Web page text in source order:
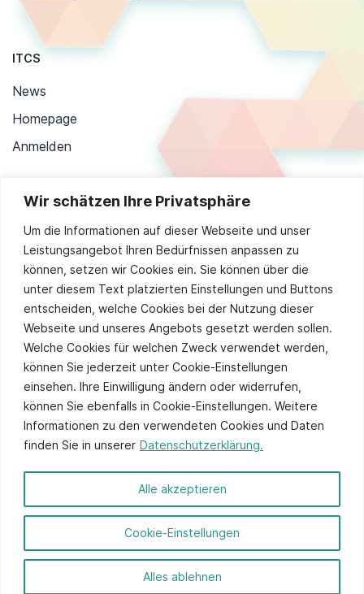
Wir schätzen Ihre Privatsphäre
Um die Informationen auf dieser Webseite und unser
Leistungsangebot Ihren Bedürfnissen anpassen zu
können, setzen wir Cookies ein. Sie können über die
unter diesem Text platzierten Einstellungen und Buttons
entscheiden, welche Cookies bei der Nutzung dieser
Webseite und unseres Angebots gesetzt werden sollen.
Welche Cookies für welchen Zweck verwendet werden,
können Sie jederzeit unter Cookie-Einstellungen
einsehen. Ihre Einwilligung ändern oder widerrufen,
können Sie ebenfalls in Cookie-Einstellungen. Weitere
Informationen zu den verwendeten Cookies und Daten
finden Sie in unserer Datenschutzerklärung.
Cookie-Einstellungen
Alles ablehnen
Alle akzeptieren
ITCS
News
Homepage
Anmelden
Sie stimmen unserer Datenschutzpolitik
zu.
Alternative:
© 2026 ITCS - Website byaxtesys
Impressum
Anmelden